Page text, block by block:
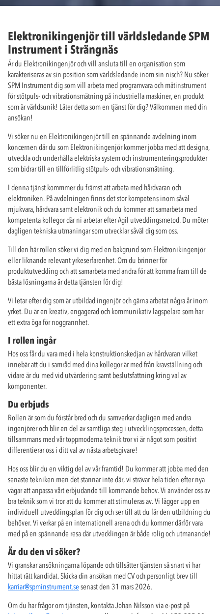
Elektronikingenjör till världsledande SPM
Instrument i Strängnäs
Är du Elektronikingenjör och vill ansluta till en organisation som
karakteriseras av sin position som världsledande inom sin nisch? Nu söker
SPM Instrument dig som vill arbeta med programvara och mätinstrument
för stötpuls- och vibrationsmätning på industriella maskiner, en produkt
som är världsunik! Låter detta som en tjänst för dig? Välkommen med din
ansökan!
Vi söker nu en Elektronikingenjör till en spännande avdelning inom
koncernen där du som Elektronikingenjör kommer jobba med att designa,
utveckla och underhålla elektriska system och instrumenteringsprodukter
som bidrar till en tillförlitlig stötpuls- och vibrationsmätning.
I denna tjänst kommmer du främst att arbeta med hårdvaran och
elektroniken. På avdelningen finns det stor kompetens inom såväl
mjukvara, hårdvara samt elektronik och du kommer att samarbeta med
kompetenta kollegor där ni arbetar efter Agil utvecklingsmetod. Du möter
dagligen tekniska utmaningar som utvecklar såväl dig som oss.
Till den här rollen söker vi dig med en bakgrund som Elektronikingenjör
eller liknande relevant yrkeserfarenhet. Om du brinner för
produktutveckling och att samarbeta med andra för att komma fram till de
bästa lösningarna är detta tjänsten för dig!
Vi letar efter dig som är utbildad ingenjör och gärna arbetat några år inom
yrket. Du är en kreativ, engagerad och kommunikativ lagspelare som har
ett extra öga för noggrannhet.
I rollen ingår
Hos oss får du vara med i hela konstruktionskedjan av hårdvaran vilket
innebär att du i samråd med dina kollegor är med från kravställning och
vidare är du med vid utvärdering samt beslutsfattning kring val av
komponenter.
Du erbjuds
Rollen är som du förstår bred och du samverkar dagligen med andra
ingenjörer och blir en del av samtliga steg i utvecklingsprocessen, detta
tillsammans med vår toppmoderna teknik tror vi är något som positivt
differentierar oss i ditt val av nästa arbetsgivare!
Hos oss blir du en viktig del av vår framtid! Du kommer att jobba med den
senaste tekniken men det stannar inte där, vi strävar hela tiden efter nya
vägar att anpassa vårt erbjudande till kommande behov. Vi använder oss av
bra teknik som vi tror att du kommer att stimuleras av. Vi lägger upp en
individuell utvecklingsplan för dig och ser till att du får den utbildning du
behöver. Vi verkar på en internationell arena och du kommer därför vara
med på en spännande resa där utvecklingen är både rolig och utmanande!
Är du den vi söker?
Vi granskar ansökningarna löpande och tillsätter tjänsten så snart vi har
hittat rätt kandidat. Skicka din ansökan med CV och personligt brev till
karriar@spminstrument.se senast den 31 mars 2026.
Om du har frågor om tjänsten, kontakta Johan Nilsson via e-post på